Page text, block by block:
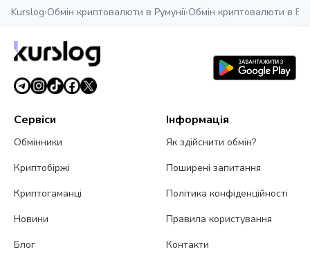
Kurslog›Обмін криптовалюти в Румунії›Обмін криптовалюти в
Сервіси
Обмінники
Криптобіржі
Криптогаманці
Новини
Блог
Інформація
Як здійснити обмін?
Поширені запитання
Політика конфіденційності
Правила користування
Контакти